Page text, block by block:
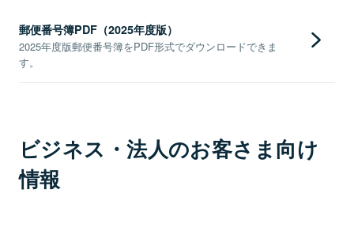
郵便番号簿PDF（2025年度版）
2025年度版郵便番号簿をPDF形式でダウンロードできま
す。
ビジネス・法人のお客さま向け
情報